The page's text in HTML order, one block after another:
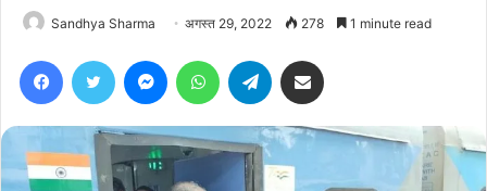
Sandhya Sharma अगस्त 29, 2022 278 1 minute read
FacebookTwitter MessengerWhatsAppTelegram